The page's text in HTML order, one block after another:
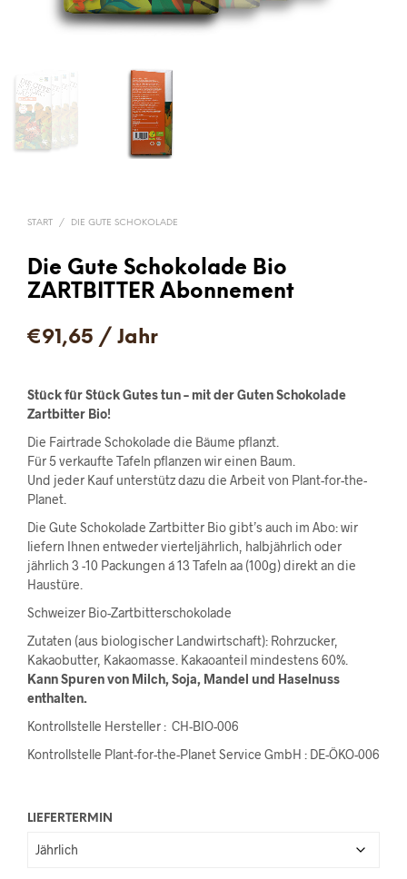
START / DIE GUTE SCHOKOLADE
Die Gute Schokolade Bio
ZARTBITTER Abonnement
€91,65 / Jahr
Stück für Stück Gutes tun – mit der Guten Schokolade
Zartbitter Bio!
Die Fairtrade Schokolade die Bäume pflanzt.
Für 5 verkaufte Tafeln pflanzen wir einen Baum.
Und jeder Kauf unterstütz dazu die Arbeit von Plant-for-the-
Planet.
Die Gute Schokolade Zartbitter Bio gibt’s auch im Abo: wir
liefern Ihnen entweder vierteljährlich, halbjährlich oder
jährlich 3 -10 Packungen á 13 Tafeln aa (100g) direkt an die
Haustüre.
Schweizer Bio-Zartbitterschokolade
Zutaten (aus biologischer Landwirtschaft): Rohrzucker,
Kakaobutter, Kakaomasse. Kakaoanteil mindestens 60%.
Kann Spuren von Milch, Soja, Mandel und Haselnuss
enthalten.
Kontrollstelle Hersteller : CH-BIO-006
Kontrollstelle Plant-for-the-Planet Service GmbH : DE-ÖKO-006
LIEFERTERMIN